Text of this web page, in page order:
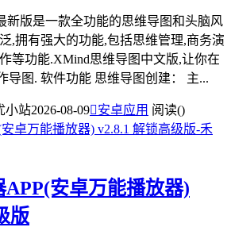
新版是一款全功能的思维导图和头脑风
,拥有强大的功能,包括思维管理,商务演
等功能.XMind思维导图中文版,让你在
导图. 软件功能 思维导图创建： 主...
小站2026-08-09安卓应用 阅读()
安卓万能播放器)
版